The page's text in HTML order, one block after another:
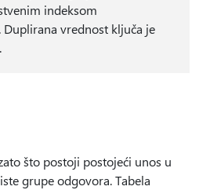
indeksom
Duplirana vrednost ključa je
što postoji postojeći unos u
grupe odgovora. Tabela